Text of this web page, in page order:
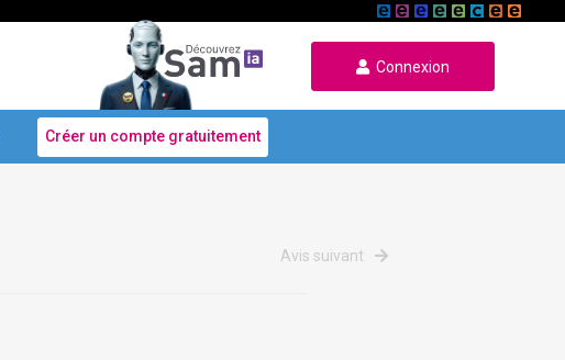
Connexion
Créer un compte gratuitement
Avis suivant